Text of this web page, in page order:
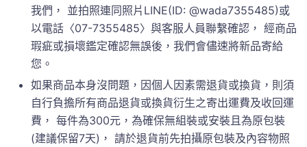
我們， 並拍照連同照片LINE(ID: @wada7355485)或
以電話〈07-7355485〉與客服人員聯繫確認， 經商品
瑕疵或損壞鑑定確認無誤後，我們會儘速將新品寄給
您。
如果商品本身沒問題，因個人因素需退貨或換貨，則須
自行負擔所有商品退貨或換貨衍生之寄出運費及收回運
費， 每件為300元，為確保無組裝或安裝且為原包裝
(建議保留7天)， 請於退貨前先拍攝原包裝及內容物照